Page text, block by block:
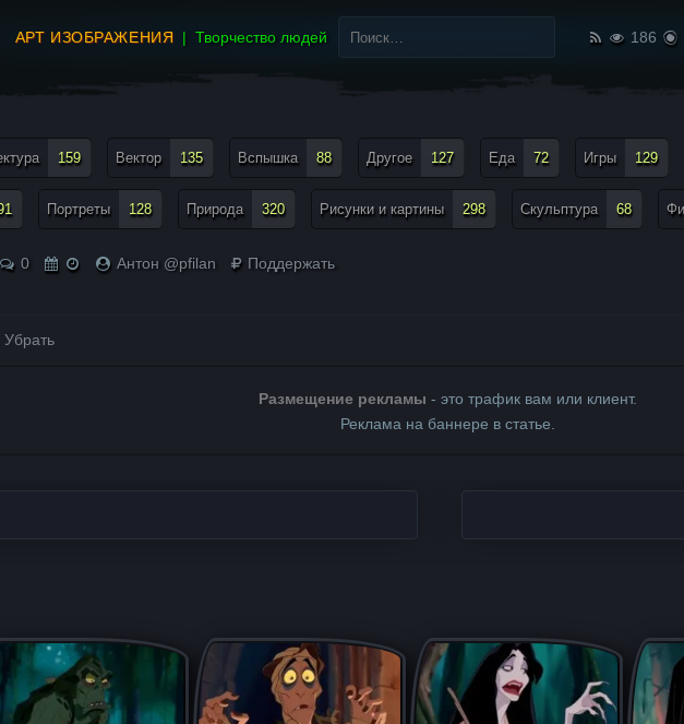
АРТ ИЗОБРАЖЕНИЯ Творчество людей
Найти:
186
159 Вектор 135 Вспышка 88 Другое 127 Еда 72 Игры 129
Портреты 128 Природа 320 Рисунки и картины 298 Скульптура 68
0 Антон @pfilan Поддержать
Убрать
Размещение рекламы - это трафик вам или клиент.
Реклама на баннере в статье.